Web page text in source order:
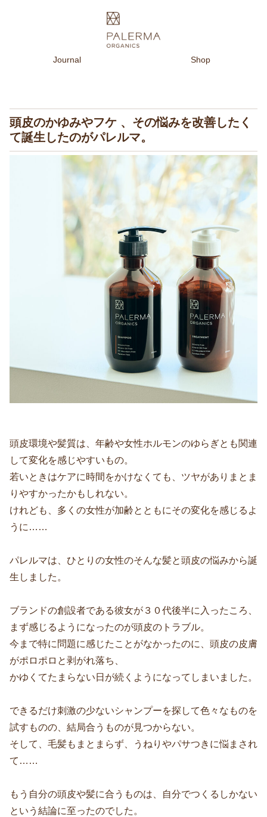
Journal Shop
頭皮のかゆみやフケ 、その悩みを改善したく
て誕生したのがパレルマ。
頭皮環境や髪質は、年齢や女性ホルモンのゆらぎとも関連
して変化を感じやすいもの。
若いときはケアに時間をかけなくても、ツヤがありまとま
りやすかったかもしれない。
けれども、多くの女性が加齢とともにその変化を感じるよ
うに……
パレルマは、ひとりの女性のそんな髪と頭皮の悩みから誕
生しました。
ブランドの創設者である彼女が３０代後半に入ったころ、
まず感じるようになったのが頭皮のトラブル。
今まで特に問題に感じたことがなかったのに、頭皮の皮膚
がポロポロと剥がれ落ち、
かゆくてたまらない日が続くようになってしまいました。
できるだけ刺激の少ないシャンプーを探して色々なものを
試すものの、結局合うものが見つからない。
そして、毛髪もまとまらず、うねりやパサつきに悩まされ
て……
もう自分の頭皮や髪に合うものは、自分でつくるしかない
という結論に至ったのでした。